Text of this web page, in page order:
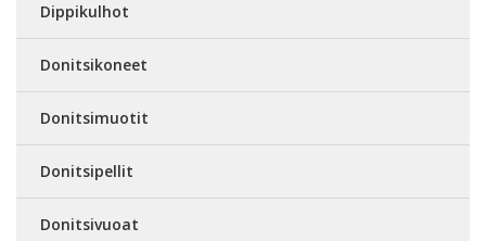
Dippikulhot
Donitsikoneet
Donitsimuotit
Donitsipellit
Donitsivuoat